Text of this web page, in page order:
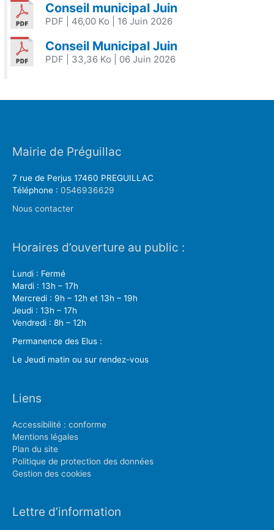
Conseil municipal Juin
PDF | 46,00 Ko | 16 Juin 2026
Conseil Municipal Juin
PDF | 33,36 Ko | 06 Juin 2026
Mairie de Préguillac
7 rue de Perjus 17460 PREGUILLAC
Téléphone : 0546936629
Nous contacter
Horaires d’ouverture au public :
Lundi : Fermé
Mardi : 13h – 17h
Mercredi : 9h – 12h et 13h – 19h
Jeudi : 13h – 17h
Vendredi : 8h – 12h
Permanence des Elus :
Le Jeudi matin ou sur rendez-vous
Liens
Accessibilité : conforme
Mentions légales
Plan du site
Politique de protection des données
Gestion des cookies
Lettre d’information